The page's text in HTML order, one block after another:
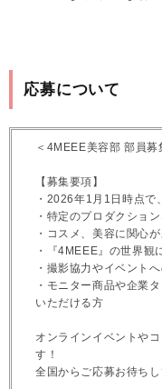
応募について
＜4MEEE美容部 部員募
【募集要項】
・2026年1月1日時点で
・特定のプロダクショ
・コスメ、美容に関心
・『4MEEE』の世界観
・撮影協力やイベント
・モニター商品や企業
いただける方
オンラインイベントや
す！
全国からご応募お待ちし